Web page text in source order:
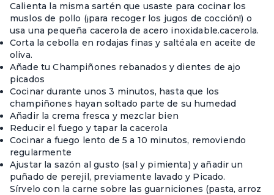
Calienta la misma sartén que usaste para cocinar los
muslos de pollo (¡para recoger los jugos de cocción!) o
usa una pequeña cacerola de acero inoxidable.cacerola.
Corta la cebolla en rodajas finas y saltéala en aceite de
oliva.
Añade tu Champiñones rebanados y dientes de ajo
picados
Cocinar durante unos 3 minutos, hasta que los
champiñones hayan soltado parte de su humedad
Añadir la crema fresca y mezclar bien
Reducir el fuego y tapar la cacerola
Cocinar a fuego lento de 5 a 10 minutos, removiendo
regularmente
Ajustar la sazón al gusto (sal y pimienta) y añadir un
puñado de perejil, previamente lavado y Picado.
Sírvelo con la carne sobre las guarniciones (pasta, arroz